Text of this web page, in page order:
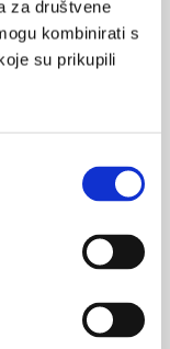
za društvene
kombinirati s
su prikupili
suvremeni